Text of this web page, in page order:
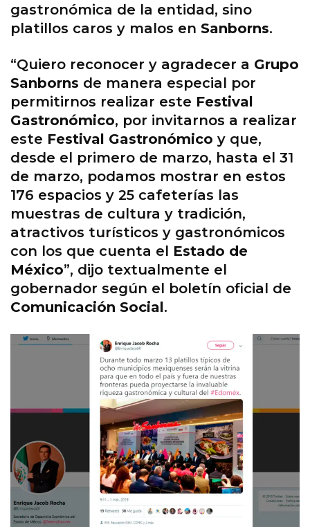
gastronómica de la entidad, sino
platillos caros y malos en Sanborns.
“Quiero reconocer y agradecer a Grupo
Sanborns de manera especial por
permitirnos realizar este Festival
Gastronómico, por invitarnos a realizar
este Festival Gastronómico y que,
desde el primero de marzo, hasta el 31
de marzo, podamos mostrar en estos
176 espacios y 25 cafeterías las
muestras de cultura y tradición,
atractivos turísticos y gastronómicos
con los que cuenta el Estado de
México”, dijo textualmente el
gobernador según el boletín oficial de
Comunicación Social.